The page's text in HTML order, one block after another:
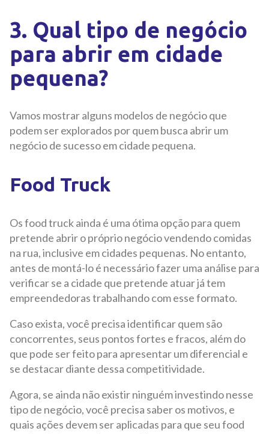
3. Qual tipo de negócio
para abrir em cidade
pequena?
Vamos mostrar alguns modelos de negócio que
podem ser explorados por quem busca abrir um
negócio de sucesso em cidade pequena.
Food Truck
Os food truck ainda é uma ótima opção para quem
pretende abrir o próprio negócio vendendo comidas
na rua, inclusive em cidades pequenas. No entanto,
antes de montá-lo é necessário fazer uma análise para
verificar se a cidade que pretende atuar já tem
empreendedoras trabalhando com esse formato.
Caso exista, você precisa identificar quem são
concorrentes, seus pontos fortes e fracos, além do
que pode ser feito para apresentar um diferencial e
se destacar diante dessa competitividade.
Agora, se ainda não existir ninguém investindo nesse
tipo de negócio, você precisa saber os motivos, e
quais ações devem ser aplicadas para que seu food